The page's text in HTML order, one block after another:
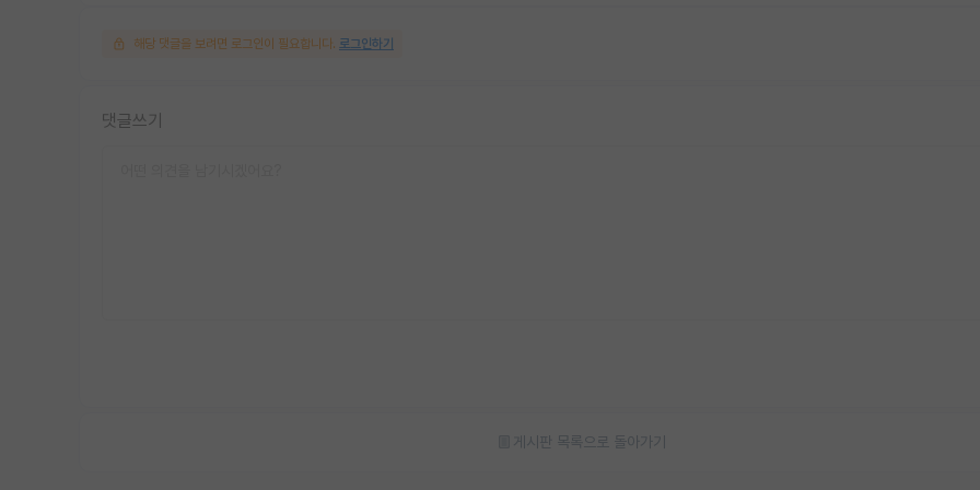
해당 댓글을 보려면 로그인이 필요합니다. 로그인하기
댓글쓰기
게시판 목록으로 돌아가기